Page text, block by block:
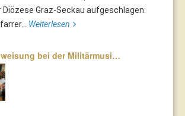
Graz-Seckau aufgeschlagen:
Weiterlesen
bei der Militärmusi…